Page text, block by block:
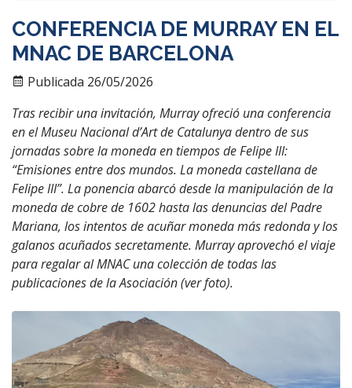
CONFERENCIA DE MURRAY EN EL
MNAC DE BARCELONA
Publicada 26/05/2026
Tras recibir una invitación, Murray ofreció una conferencia
en el Museu Nacional d’Art de Catalunya dentro de sus
jornadas sobre la moneda en tiempos de Felipe III:
“Emisiones entre dos mundos. La moneda castellana de
Felipe III”. La ponencia abarcó desde la manipulación de la
moneda de cobre de 1602 hasta las denuncias del Padre
Mariana, los intentos de acuñar moneda más redonda y los
galanos acuñados secretamente. Murray aprovechó el viaje
para regalar al MNAC una colección de todas las
publicaciones de la Asociación (ver foto).